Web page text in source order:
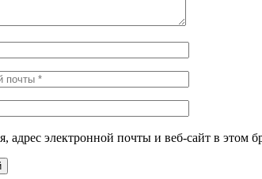
адрес электронной почты и веб-сайт в этом